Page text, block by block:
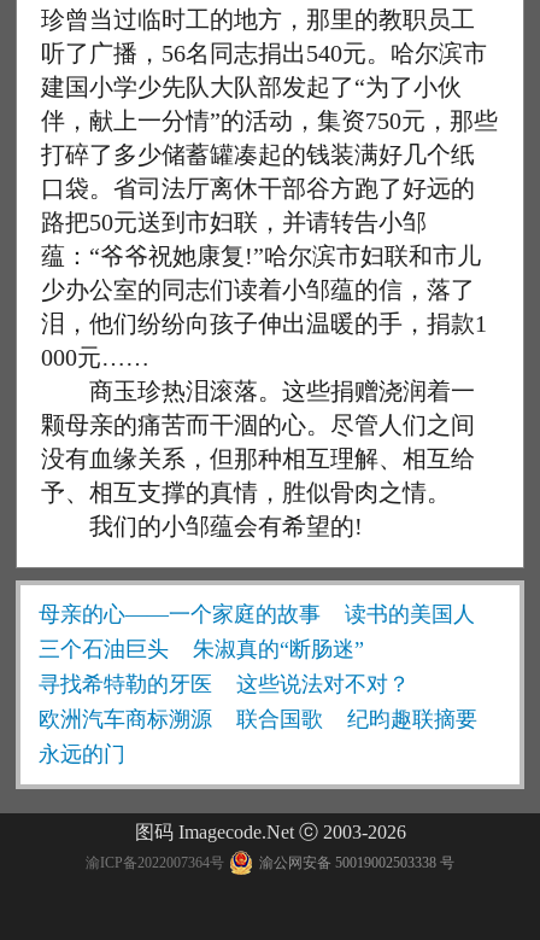
珍曾当过临时工的地方，那里的教职员工
听了广播，56名同志捐出540元。哈尔滨市
建国小学少先队大队部发起了“为了小伙
伴，献上一分情”的活动，集资750元，那些
打碎了多少储蓄罐凑起的钱装满好几个纸
口袋。省司法厅离休干部谷方跑了好远的
路把50元送到市妇联，并请转告小邹
蕴：“爷爷祝她康复!”哈尔滨市妇联和市儿
少办公室的同志们读着小邹蕴的信，落了
泪，他们纷纷向孩子伸出温暖的手，捐款1
000元……
商玉珍热泪滚落。这些捐赠浇润着一
颗母亲的痛苦而干涸的心。尽管人们之间
没有血缘关系，但那种相互理解、相互给
予、相互支撑的真情，胜似骨肉之情。
我们的小邹蕴会有希望的!
母亲的心——一个家庭的故事
读书的美国人
三个石油巨头
朱淑真的“断肠迷”
寻找希特勒的牙医
这些说法对不对？
欧洲汽车商标溯源
联合国歌
纪昀趣联摘要
永远的门
图码 Imagecode.Net ⓒ 2003-2026
渝ICP备2022007364号 渝公网安备 50019002503338 号